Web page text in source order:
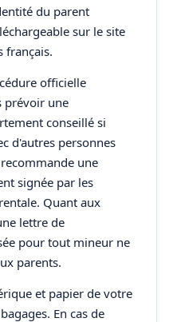
du parent
sur le site
français.
officielle
prévoir une
conseillé si
d'autres personnes
une
signée par les
Quant aux
lettre de
pour tout mineur ne
parents.
et papier de votre
En cas de